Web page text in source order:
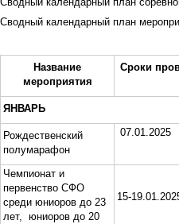
Cводный календарный план
Название
мероприятия
Сроки
ЯНВАРЬ
Рождественский
полумарафон
07.01.2025
Чемпионат и
первенство СФО
среди юниоров до 23
лет, юниоров до 20
15-